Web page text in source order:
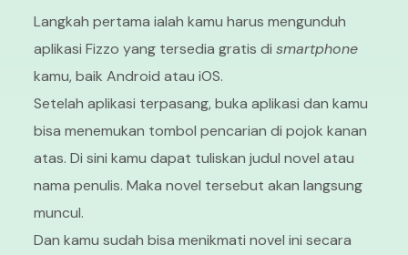
Langkah pertama ialah kamu harus mengunduh
aplikasi Fizzo yang tersedia gratis dismartphone
kamu, baik Android atau iOS.
Setelah aplikasi terpasang, buka aplikasi dan kamu
bisa menemukan tombol pencarian di pojok kanan
atas. Di sini kamu dapat tuliskan judul novel atau
nama penulis. Maka novel tersebut akan langsung
muncul.
Dan kamu sudah bisa menikmati novel ini secara